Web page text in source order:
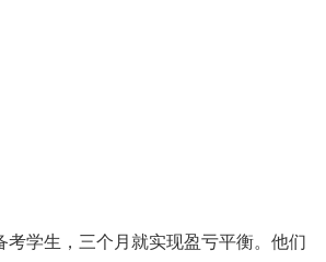
学生，三个月就实现盈亏平衡。他们